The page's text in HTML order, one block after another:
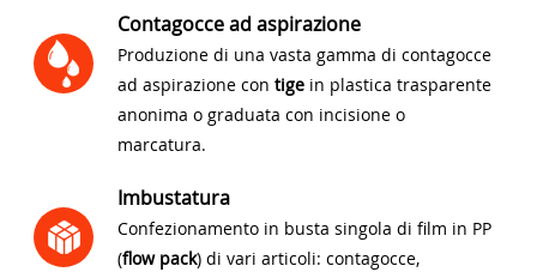
Contagocce ad aspirazione
Produzione di una vasta gamma di contagocce
ad aspirazione con tigein plastica trasparente
anonima o graduata con incisione o
marcatura.
Imbustatura
Confezionamento in busta singola di film in PP
(flow pack) di vari articoli: contagocce,